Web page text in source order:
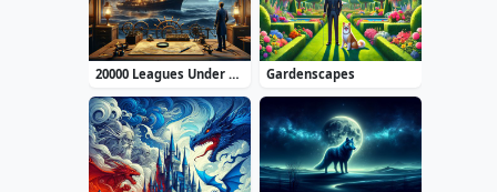
20000 Leagues Under the Sea: Captain Nemo Gardenscapes